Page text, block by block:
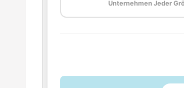
Unternehmen Jeder